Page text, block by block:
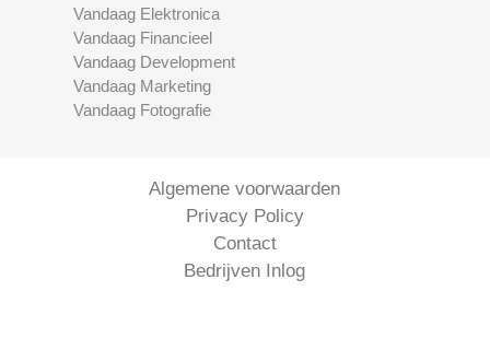
Vandaag Elektronica
Vandaag Financieel
Vandaag Development
Vandaag Marketing
Vandaag Fotografie
Algemene voorwaarden
Privacy Policy
Contact
Bedrijven Inlog